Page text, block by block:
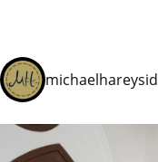
michaelhareysid